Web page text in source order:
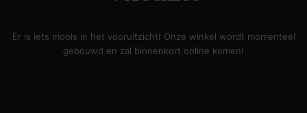
Er is iets moois in het vooruitzicht! Onze winkel wordt momenteel
gebouwd en zal binnenkort online komen!